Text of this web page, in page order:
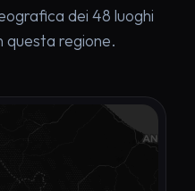
dei 48 luoghi
questa regione.